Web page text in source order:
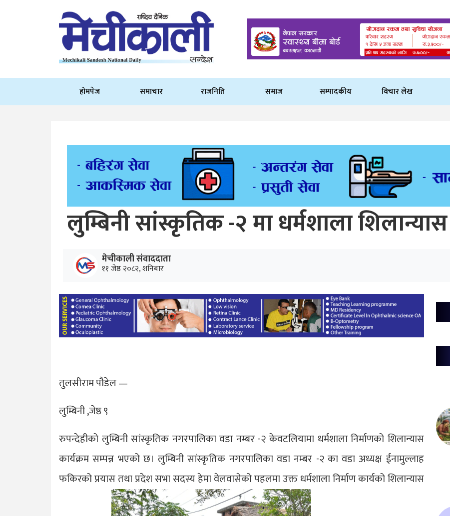
होमपेज समाचार राजनिति समाज सम्पादकीय विचार लेख
लुम्बिनी सांस्कृतिक -२ मा धर्मशाला शिलान्यास
मेचीकाली संवाददाता
११ जेष्ठ २०८२, शनिबार
तुलसीराम पौडेल —
लुम्बिनी ,जेष्ठ ९
रुपन्देहीको लुम्बिनी सांस्कृतिक नगरपालिका वडा नम्बर -२ केवटलियामा धर्मशाला निर्माणको शिलान्यास
कार्यक्रम सम्पन्न भएको छ। लुम्बिनी सांस्कृतिक नगरपालिका वडा नम्बर -२ का वडा अध्यक्ष ईनामुल्लाह
फकिरको प्रयास तथा प्रदेश सभा सदस्य हेमा वेलवासेको पहलमा उक्त धर्मशाला निर्माण कार्यको शिलान्यास